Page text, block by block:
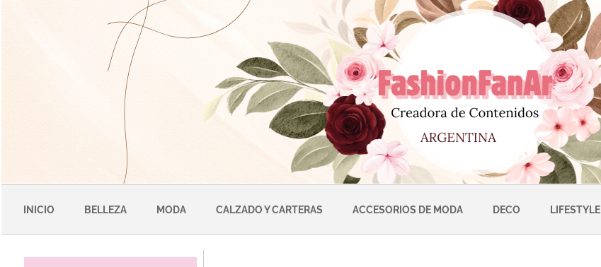
INICIO BELLEZA MODA CALZADO Y CARTERAS ACCESORIOS DE MODA DECO LIFESTYLE